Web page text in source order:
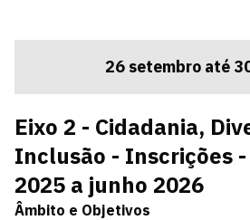
26 setembro até
Eixo 2 - Cidadania,
Inclusão - Inscrições
2025 a junho 2026
Âmbito e Objetivos